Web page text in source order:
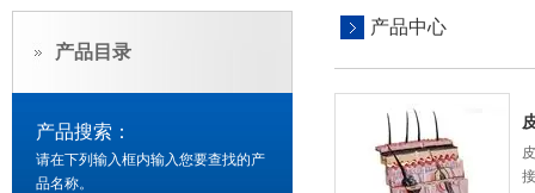
产品目录
产品搜索：
请在下列输入框内输入您要查找的产
品名称。
产品中心